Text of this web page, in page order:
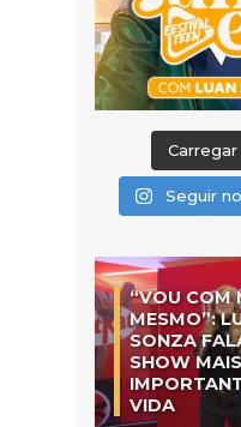
Carregar
Seguir
“VOU COM
MESMO”:
SONZA
SHOW MAIS
VIDA